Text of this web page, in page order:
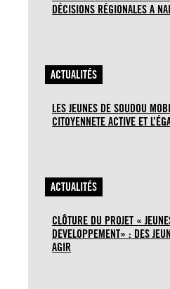
DÉCISIONS RÉGIONALES A
ACTUALITÉS
LES JEUNES DE SOUDOU
CITOYENNETE ACTIVE ET
ACTUALITÉS
CLÔTURE DU PROJET «
DEVELOPPEMENT» : DES
AGIR